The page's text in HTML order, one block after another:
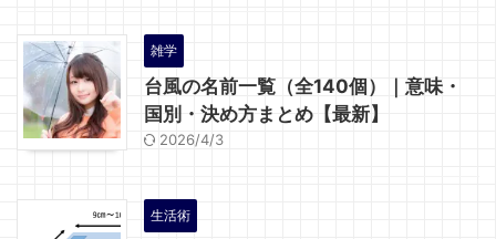
雑学
台風の名前一覧（全140個）｜意味・
国別・決め方まとめ【最新】
2026/4/3
生活術